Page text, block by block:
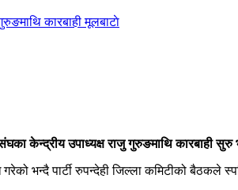
मूलबाटाे
केन्द्रीय उपाध्यक्ष राजु गुरुङमाथि कारबाही
गरेको भन्दै पार्टी रुपन्देही जिल्ला कमिटीको बैठकले